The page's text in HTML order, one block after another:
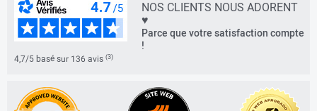
NOS CLIENTS NOUS ADORENT
♥
Parce que votre satisfaction compte
!
4,7/5 basé sur 136 avis (3)